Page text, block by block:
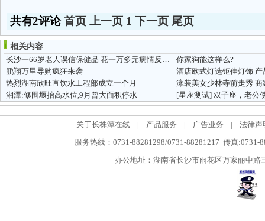
共有2评论首页 上一页 1 下一页 尾页
相关内容
长沙一66岁老人误信保健品 花一万多元病情反恶化
你家狗能这样么?
鹏翔万里导购疯狂来袭
酒店欧式灯选钜佳灯饰
热烈湖南欣旺直饮水工程部成立一个月
泳装美女少林寺前走秀
湘潭:修围堰抬高水位,9月曾大面积停水
[星座测试]双子座，老公
关于长株潭在线 | 产品服务 | 广告业务 |
法律声
服务热线：0731-88281298/0731-88281217 传真:0731-
办公地址：湖南省长沙市雨花区万家丽中